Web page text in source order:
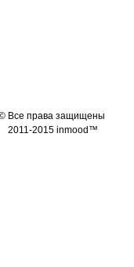
Все права защищены
2011-2015 inmood™